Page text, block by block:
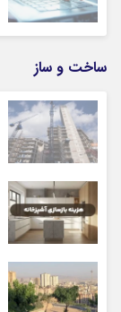
ساخت و ساز